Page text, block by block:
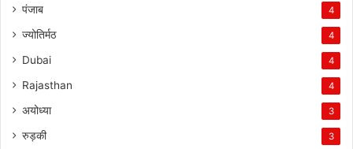
पंजाब 4
ज्योतिर्मठ 4
Dubai 4
Rajasthan 4
अयोध्या 3
रुड़की 3